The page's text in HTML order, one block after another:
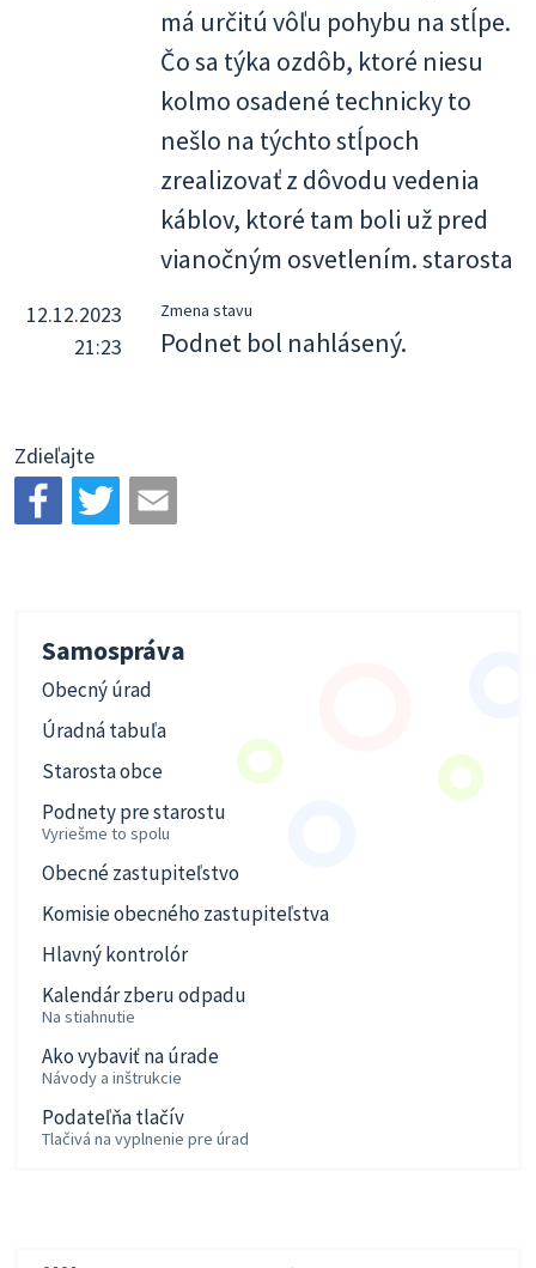
má určitú vôľu pohybu na stĺpe.
Čo sa týka ozdôb, ktoré niesu
kolmo osadené technicky to
nešlo na týchto stĺpoch
zrealizovať z dôvodu vedenia
káblov, ktoré tam boli už pred
vianočným osvetlením. starosta
12.12.2023
21:23
Zmena stavu
Podnet bol nahlásený.
Zdieľajte
Samospráva
Obecný úrad
Úradná tabuľa
Starosta obce
Podnety pre starostu
Vyriešme to spolu
Obecné zastupiteľstvo
Komisie obecného zastupiteľstva
Hlavný kontrolór
Kalendár zberu odpadu
Na stiahnutie
Ako vybaviť na úrade
Návody a inštrukcie
Podateľňa tlačív
Tlačivá na vyplnenie pre úrad